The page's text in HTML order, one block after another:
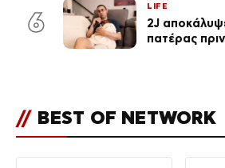
6
LIFE
2J
πατέρας
// BEST OF NETWORK